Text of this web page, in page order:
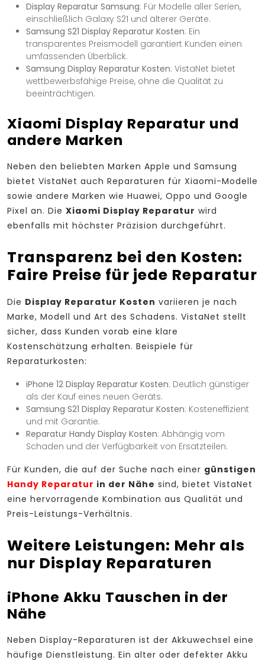
Display Reparatur Samsung: Für Modelle aller Serien,
einschließlich Galaxy S21 und älterer Geräte.
Samsung S21 Display Reparatur Kosten: Ein
transparentes Preismodell garantiert Kunden einen
umfassenden Überblick.
Samsung Display Reparatur Kosten: VistaNet bietet
wettbewerbsfähige Preise, ohne die Qualität zu
beeinträchtigen.
Xiaomi Display Reparatur und
andere Marken
Neben den beliebten Marken Apple und Samsung
bietet VistaNet auch Reparaturen für Xiaomi-Modelle
sowie andere Marken wie Huawei, Oppo und Google
Pixel an. Die Xiaomi Display Reparatur wird
ebenfalls mit höchster Präzision durchgeführt.
Transparenz bei den Kosten:
Faire Preise für jede Reparatur
Die Display Reparatur Kosten variieren je nach
Marke, Modell und Art des Schadens. VistaNet stellt
sicher, dass Kunden vorab eine klare
Kostenschätzung erhalten. Beispiele für
Reparaturkosten:
iPhone 12 Display Reparatur Kosten: Deutlich günstiger
als der Kauf eines neuen Geräts.
Samsung S21 Display Reparatur Kosten: Kosteneffizient
und mit Garantie.
Reparatur Handy Display Kosten: Abhängig vom
Schaden und der Verfügbarkeit von Ersatzteilen.
Für Kunden, die auf der Suche nach einer günstigen
Handy Reparatur in der Nähe sind, bietet VistaNet
eine hervorragende Kombination aus Qualität und
Preis-Leistungs-Verhältnis.
Weitere Leistungen: Mehr als
nur Display Reparaturen
iPhone Akku Tauschen in der
Nähe
Neben Display-Reparaturen ist der Akkuwechsel eine
häufige Dienstleistung. Ein alter oder defekter Akku